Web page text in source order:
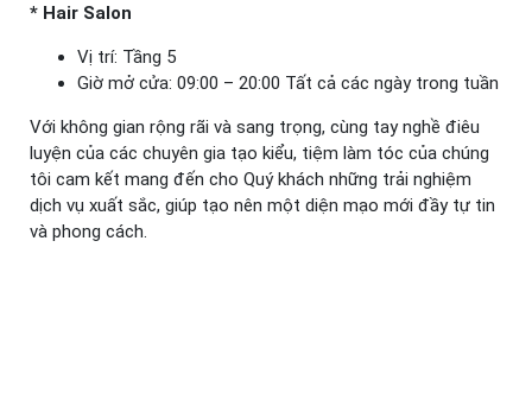
* Hair Salon
Vị trí: Tầng 5
Giờ mở cửa: 09:00 – 20:00 Tất cả các ngày trong tuần
Với không gian rộng rãi và sang trọng, cùng tay nghề điêu
luyện của các chuyên gia tạo kiểu, tiệm làm tóc của chúng
tôi cam kết mang đến cho Quý khách những trải nghiệm
dịch vụ xuất sắc, giúp tạo nên một diện mạo mới đầy tự tin
và phong cách.